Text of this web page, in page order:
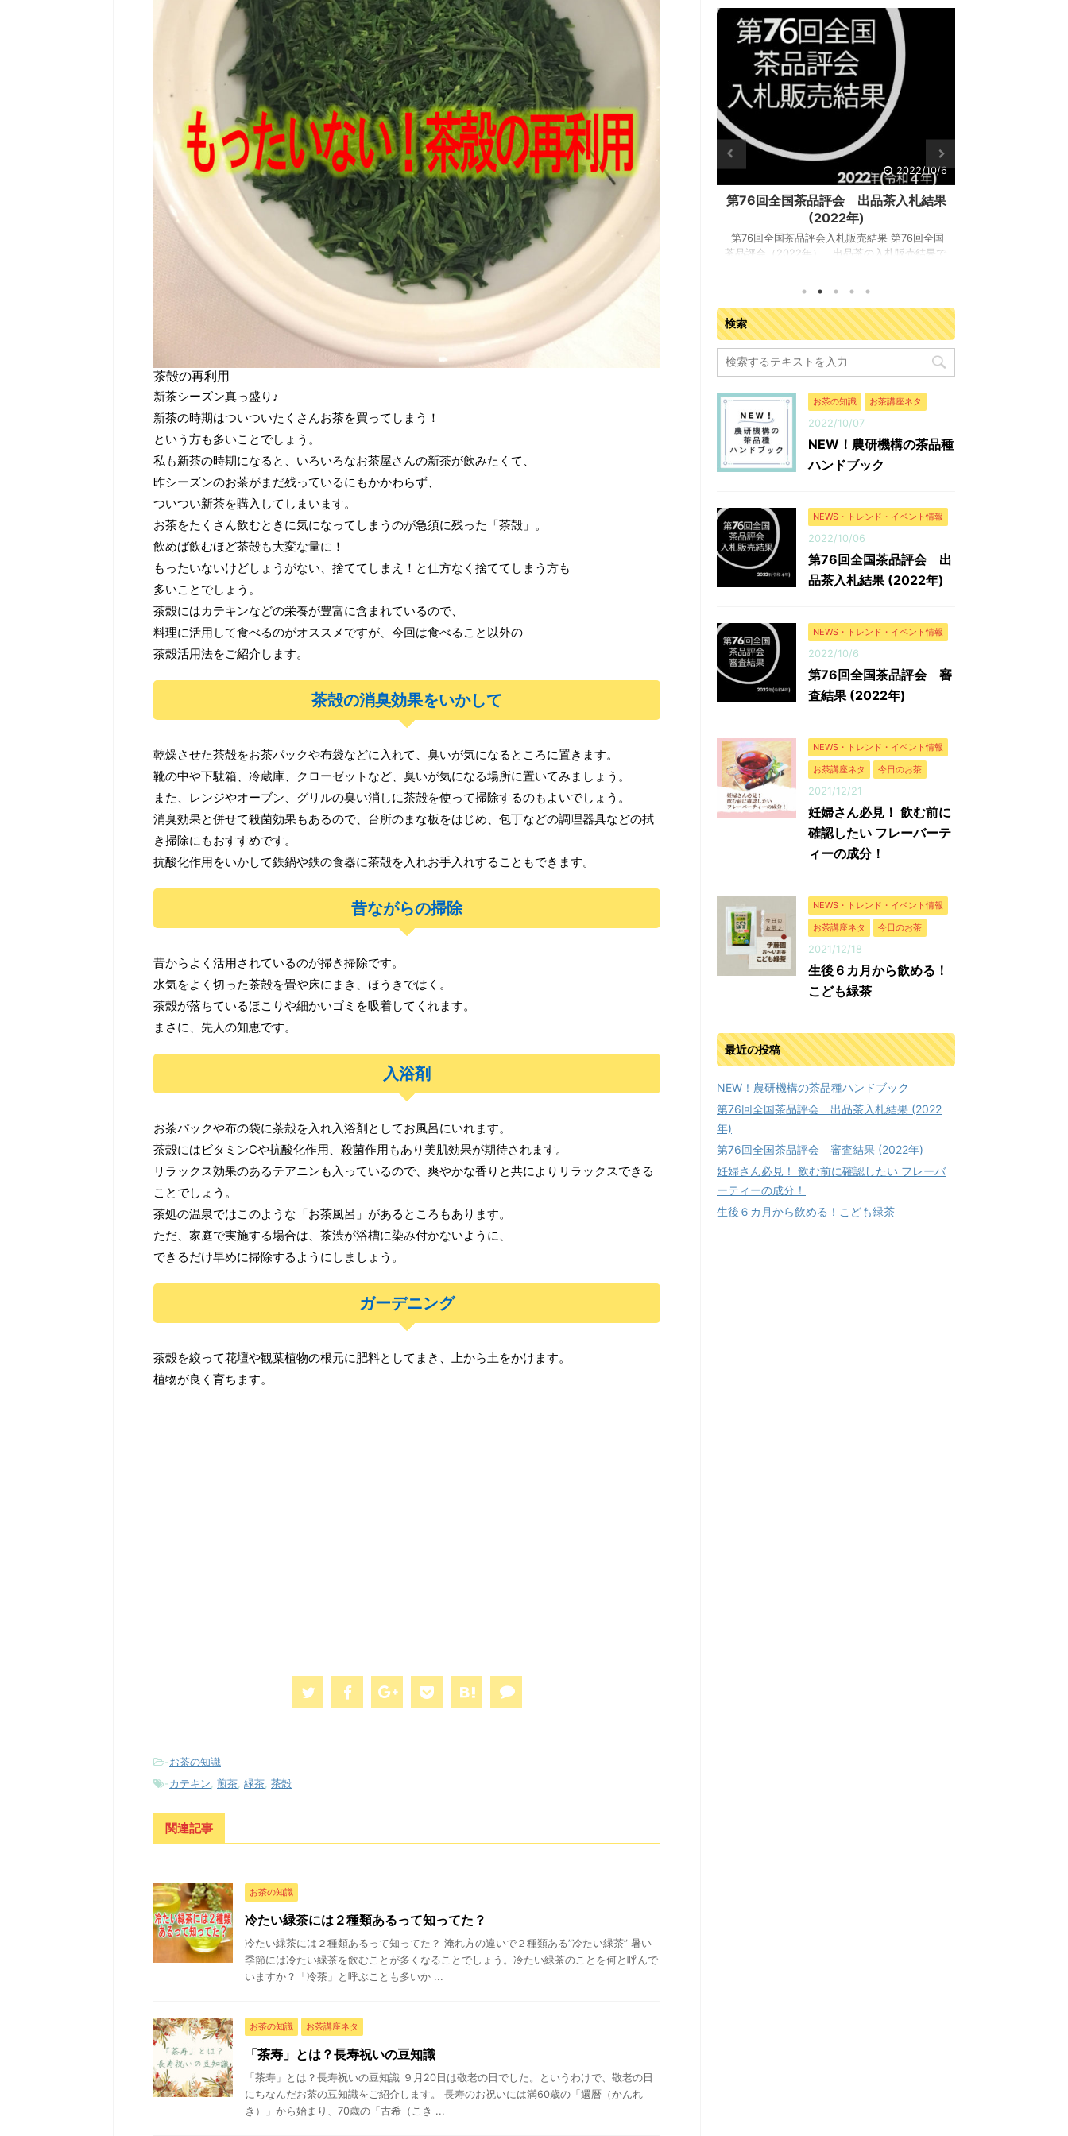
茶殻の再利用
新茶シーズン真っ盛り♪
新茶の時期はついついたくさんお茶を買ってしまう！
という方も多いことでしょう。
私も新茶の時期になると、いろいろなお茶屋さんの新茶が飲みたくて、
昨シーズンのお茶がまだ残っているにもかかわらず、
ついつい新茶を購入してしまいます。
お茶をたくさん飲むときに気になってしまうのが急須に残った「茶殻」。
飲めば飲むほど茶殻も大変な量に！
もったいないけどしょうがない、捨ててしまえ！と仕方なく捨ててしまう方も
多いことでしょう。
茶殻にはカテキンなどの栄養が豊富に含まれているので、
料理に活用して食べるのがオススメですが、今回は食べること以外の
茶殻活用法をご紹介します。
茶殻の消臭効果をいかして
乾燥させた茶殻をお茶パックや布袋などに入れて、臭いが気になるところに置きます。
靴の中や下駄箱、冷蔵庫、クローゼットなど、臭いが気になる場所に置いてみましょう。
また、レンジやオーブン、グリルの臭い消しに茶殻を使って掃除するのもよいでしょう。
消臭効果と併せて殺菌効果もあるので、台所のまな板をはじめ、包丁などの調理器具などの拭
き掃除にもおすすめです。
抗酸化作用をいかして鉄鍋や鉄の食器に茶殻を入れお手入れすることもできます。
昔ながらの掃除
昔からよく活用されているのが掃き掃除です。
水気をよく切った茶殻を畳や床にまき、ほうきではく。
茶殻が落ちているほこりや細かいゴミを吸着してくれます。
まさに、先人の知恵です。
入浴剤
お茶パックや布の袋に茶殻を入れ入浴剤としてお風呂にいれます。
茶殻にはビタミンCや抗酸化作用、殺菌作用もあり美肌効果が期待されます。
リラックス効果のあるテアニンも入っているので、爽やかな香りと共によりリラックスできる
ことでしょう。
茶処の温泉ではこのような「お茶風呂」があるところもあります。
ただ、家庭で実施する場合は、茶渋が浴槽に染み付かないように、
できるだけ早めに掃除するようにしましょう。
ガーデニング
茶殻を絞って花壇や観葉植物の根元に肥料としてまき、上から土をかけます。
植物が良く育ちます。
-お茶の知識
-カテキン 煎茶 緑茶 茶殻
関連記事
お茶の知識
冷たい緑茶には２種類あるって知ってた？
冷たい緑茶には２種類あるって知ってた？ 淹れ方の違いで２種類ある”冷たい緑茶” 暑い
季節には冷たい緑茶を飲むことが多くなることでしょう。冷たい緑茶のことを何と呼んで
いますか？「冷茶」と呼ぶことも多いか ...
お茶の知識 お茶講座ネタ
「茶寿」とは？長寿祝いの豆知識
「茶寿」とは？長寿祝いの豆知識 ９月20日は敬老の日でした。というわけで、敬老の日
にちなんだお茶の豆知識をご紹介します。 長寿のお祝いには満60歳の「還暦（かんれ
き）」から始まり、70歳の「古希（こき ...
2021/12/18
生後６カ月から飲める！こども緑茶
今日の お茶♪こども緑茶 子どもにカフェインを
摂取させたくないなら「こども緑茶」がオスス
メ！ 子どもに緑茶を飲ませたいけれど、緑茶の
成分「カフェイン」を摂取させることに抵抗が
ある方もいらっしゃるでしょう。「カフェイ
ン」には、 ・眠気を覚ます・疲労回復効果あ
り・中枢神経を刺激・興奮させる・利尿作用・
胃酸分泌を促し食物の消化吸収を助ける作用・
体脂肪分解・促進作用・飲み過ぎた時の酔い覚
まし効果・強心作用・血行をよくする などの効
能があり、身体に良い影響を及ぼすもの、時と
...
NEW！農研機構の茶品種ハンドブック
NEW！農研機構の茶品種ハンドブック 農研機
構の「茶品種ハンドブック」が更新されていま
した 茶品種ハンドブック 第６版 Version2
※2022年８月更新。国内の日本茶の品種につい
て詳しく書かれている「茶品種ハンドブック」
が更新されていました。各地の研究者の皆さま
の努力により、新しい品種が続々と誕生してい
ます。興味がある方はぜひご覧ください。現在
は数種類の品種をブレンドした商品が圧倒的に
多いかと思いますが、機会があればぜひ品種ご
とのお茶を飲んで楽しんでいただけたらと思い
2022/10/6
第76回全国茶品評会 出品茶入札結果
(2022年)
第76回全国茶品評会入札販売結果 第76回全国
茶品評会（2022年） 出品茶の入札販売結果で
城陽市寺田塚本111-5）参加業者：落札業者163
業者 入札販売会結果総括 ※金額はすべて税抜
き 販売点数（点） 販売数量（kg） 落札金額
（円） 今回の平均落札単価（円/kg） 普通煎茶
10kg 71 666.5 8,908,717 13,366 普通煎茶4kg
検索
お茶の知識 お茶講座ネタ
2022/10/07
NEW！農研機構の茶品種
ハンドブック
NEWS・トレンド・イベント情報
2022/10/06
第76回全国茶品評会 出
品茶入札結果 (2022年)
NEWS・トレンド・イベント情報
2022/10/6
第76回全国茶品評会 審
査結果 (2022年)
NEWS・トレンド・イベント情報
お茶講座ネタ
今日のお茶
2021/12/21
妊婦さん必見！ 飲む前に
確認したい フレーバーテ
ィーの成分！
NEWS・トレンド・イベント情報
お茶講座ネタ
今日のお茶
2021/12/18
生後６カ月から飲める！
こども緑茶
最近の投稿
NEW！農研機構の茶品種ハンドブック
第76回全国茶品評会 出品茶入札結果 (2022
年)
第76回全国茶品評会 審査結果 (2022年)
妊婦さん必見！ 飲む前に確認したい フレーバ
ーティーの成分！
生後６カ月から飲める！こども緑茶